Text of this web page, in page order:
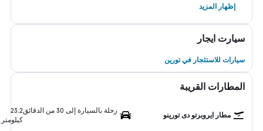
إظهار المزيد
سيارت ايجار
سيارات للاستئجار في تورين
المطارات القريبة
مطار ايروبرتو دى تورينو
رحلة بالسيارة إلى 30 من الدقائق
23.2
كيلومتر